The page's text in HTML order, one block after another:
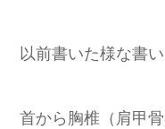
以前書いた様な書
首から胸椎（肩甲